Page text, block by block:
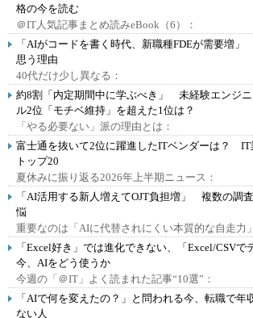
格の今を読む
＠IT人気記事まとめ読みeBook（6）：
「AIがコードを書く時代、新職種FDEが需要増
思う理由
40代だけ少し異なる：
約8割「内定期間中に学ぶべき」 未経験エンジ
ル2位「モチベ維持」を超えた1位は？
「やる必要ない」派の理由とは：
富士通を抜いて2位に躍進したITベンダーは？ IT
トップ20
夏休みに振り返る2026年上半期ニュース：
「AI活用する新人増えてOJT負担増」 複数の調
悩
重要なのは「AIに代替されにくい本質的な自走力
「Excel好き」では進化できない、「Excel/CSVで
今、AIをどう使うか
今週の「＠IT」よく読まれた記事“10選”：
「AIで何を変えたの？」と問われる今、転職で年
ない人